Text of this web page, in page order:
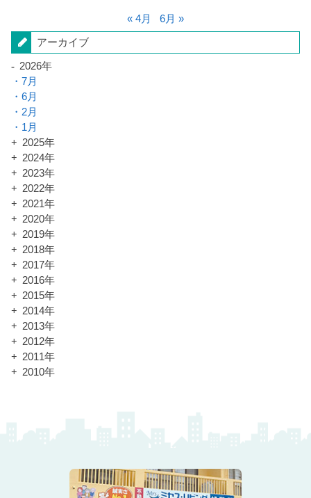
« 4月 6月 »
アーカイブ
2026年
7月
6月
2月
1月
2025年
2024年
2023年
2022年
2021年
2020年
2019年
2018年
2017年
2016年
2015年
2014年
2013年
2012年
2011年
2010年